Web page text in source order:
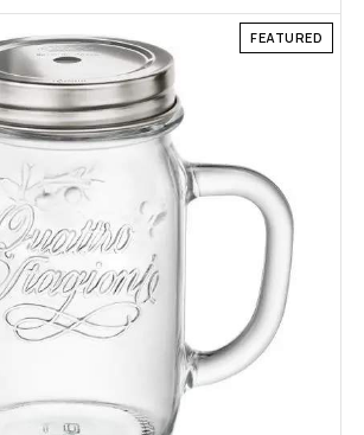
FEATURED